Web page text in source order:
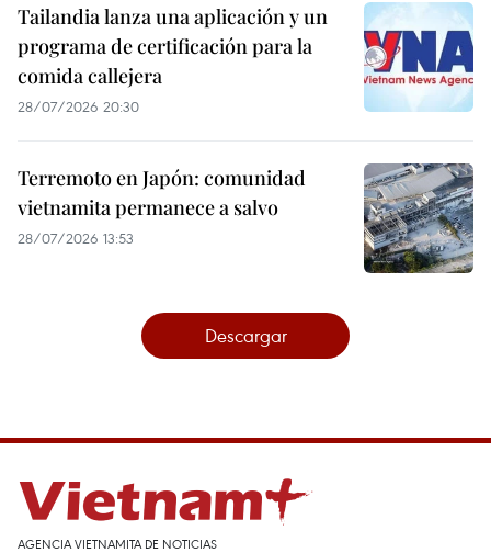
Tailandia lanza una aplicación y un
programa de certificación para la
comida callejera
28/07/2026 20:30
Terremoto en Japón: comunidad
vietnamita permanece a salvo
28/07/2026 13:53
Descargar
AGENCIA VIETNAMITA DE NOTICIAS